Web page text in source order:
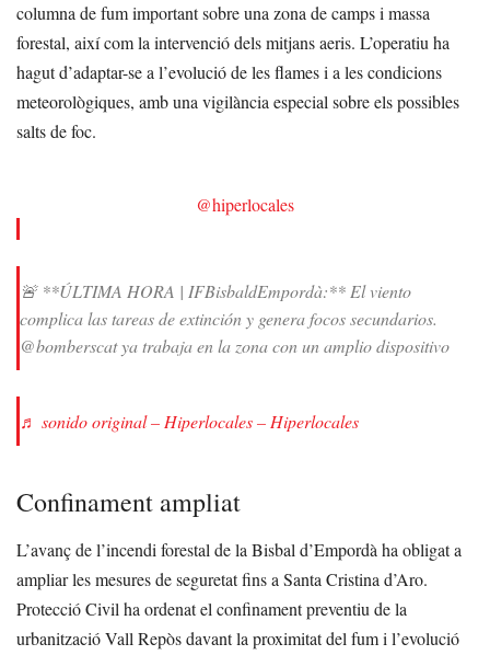
columna de fum important sobre una zona de camps i massa
forestal, així com la intervenció dels mitjans aeris. L’operatiu ha
hagut d’adaptar-se a l’evolució de les flames i a les condicions
meteorològiques, amb una vigilància especial sobre els possibles
salts de foc.
@hiperlocales
🚨 **ÚLTIMA HORA | IFBisbaldEmpordà:** El viento
complica las tareas de extinción y genera focos secundarios.
@bomberscat ya trabaja en la zona con un amplio dispositivo
♬ sonido original – Hiperlocales – Hiperlocales
Confinament ampliat
L’avanç de l’incendi forestal de la Bisbal d’Empordà ha obligat a
ampliar les mesures de seguretat fins a Santa Cristina d’Aro.
Protecció Civil ha ordenat el confinament preventiu de la
urbanització Vall Repòs davant la proximitat del fum i l’evolució